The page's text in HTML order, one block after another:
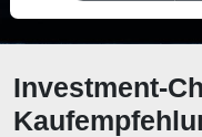
Investment-